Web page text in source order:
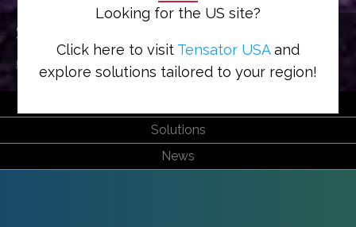
SPORT
Home Sectors Sport
Solutions
News
Looking for the US site?
Click here to visit Tensator USAand
explore solutions tailored to your region!